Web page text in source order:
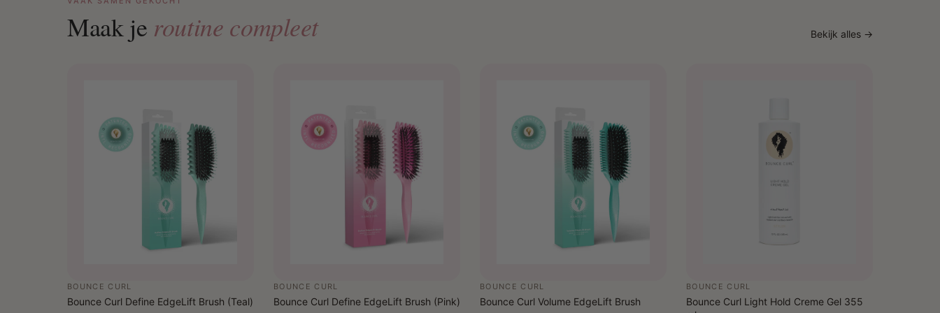
Na gebruik van de Bounce Curl Super Smooth
Maak je routine compleet Bekijk alles →
BOUNCE CURL
Bounce Curl Define EdgeLift Brush (Teal)
BOUNCE CURL
Bounce Curl Define EdgeLift Brush (Pink)
BOUNCE CURL
Bounce Curl Volume EdgeLift Brush
BOUNCE CURL
Bounce Curl Light Hold Creme Gel 355